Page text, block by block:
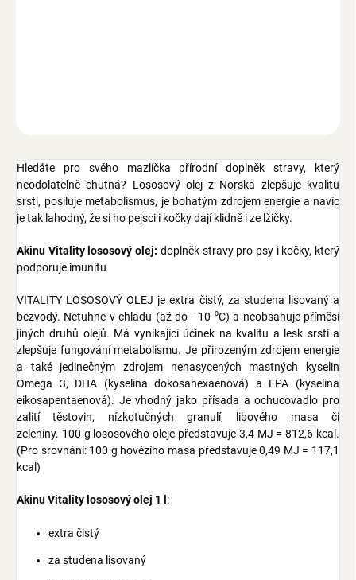
Hledáte pro svého mazlíčka přírodní doplněk stravy, který
neodolatelně chutná? Lososový olej z Norska zlepšuje kvalitu
srsti, posiluje metabolismus, je bohatým zdrojem energie a navíc
je tak lahodný, že si ho pejsci i kočky dají klidně i ze lžičky.
Akinu Vitality lososový olej: doplněk stravy pro psy i kočky, který
podporuje imunitu
VITALITY LOSOSOVÝ OLEJ je extra čistý, za studena lisovaný a
bezvodý. Netuhne v chladu (až do - 10 ⁰C) a neobsahuje příměsi
jiných druhů olejů. Má vynikající účinek na kvalitu a lesk srsti a
zlepšuje fungování metabolismu. Je přirozeným zdrojem energie
a také jedinečným zdrojem nenasycených mastných kyselin
Omega 3, DHA (kyselina dokosahexaenová) a EPA (kyselina
eikosapentaenová). Je vhodný jako přísada a ochucovadlo pro
zalití těstovin, nízkotučných granulí, libového masa či
zeleniny. 100 g lososového oleje představuje 3,4 MJ = 812,6 kcal.
(Pro srovnání: 100 g hovězího masa představuje 0,49 MJ = 117,1
kcal)
Akinu Vitality lososový olej 1 l :
extra čistý
za studena lisovaný